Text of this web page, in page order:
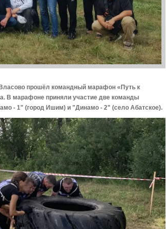
прошёл командный марафон «Путь к
В марафоне приняли участие две команды
- 1" (город Ишим) и "Динамо - 2" (село Абатское).